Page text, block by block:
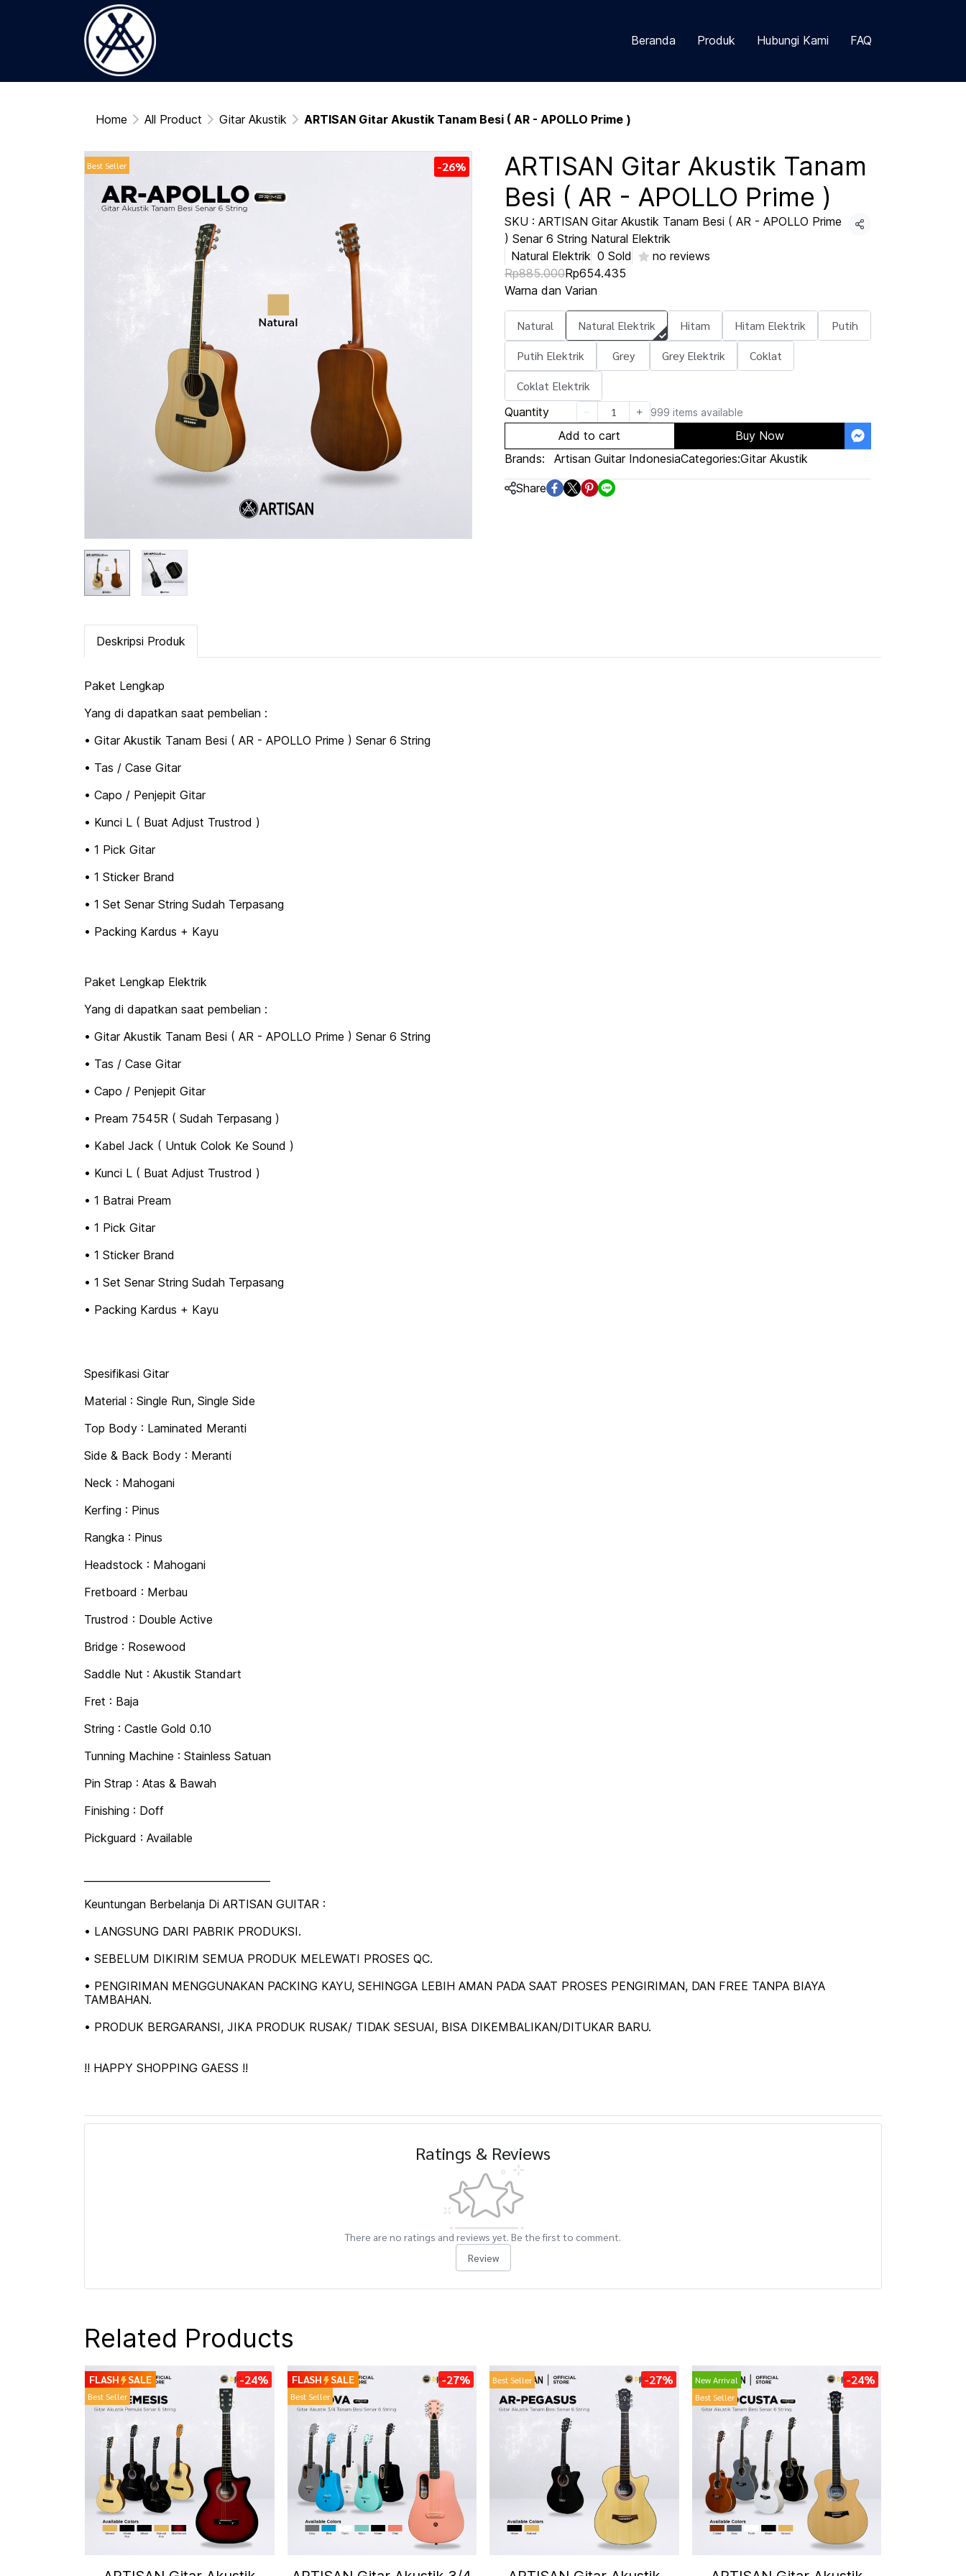
Beranda Produk Hubungi Kami FAQ
Home All Product Gitar Akustik ARTISAN Gitar Akustik Tanam Besi ( AR - APOLLO Prime )
Best Seller -26%
ARTISAN Gitar Akustik Tanam
Besi ( AR - APOLLO Prime )
SKU : ARTISAN Gitar Akustik Tanam Besi ( AR - APOLLO Prime
) Senar 6 String Natural Elektrik
Natural Elektrik 0 Sold no reviews
Share
Rp885.000Rp654.435
Warna dan Varian
Natural Natural Elektrik Hitam Hitam Elektrik
Putih
Putih Elektrik
Grey Grey Elektrik
Coklat
Coklat Elektrik
Quantity 999 items available
Add to cart
Buy Now
Brands:
Artisan Guitar IndonesiaCategories:Gitar Akustik
Share
Deskripsi Produk
Paket Lengkap
Yang di dapatkan saat pembelian :
• Gitar Akustik Tanam Besi ( AR - APOLLO Prime ) Senar 6 String
• Tas / Case Gitar
• Capo / Penjepit Gitar
• Kunci L ( Buat Adjust Trustrod )
• 1 Pick Gitar
• 1 Sticker Brand
• 1 Set Senar String Sudah Terpasang
• Packing Kardus + Kayu
Paket Lengkap Elektrik
Yang di dapatkan saat pembelian :
• Gitar Akustik Tanam Besi ( AR - APOLLO Prime ) Senar 6 String
• Tas / Case Gitar
• Capo / Penjepit Gitar
• Pream 7545R ( Sudah Terpasang )
• Kabel Jack ( Untuk Colok Ke Sound )
• Kunci L ( Buat Adjust Trustrod )
• 1 Batrai Pream
• 1 Pick Gitar
• 1 Sticker Brand
• 1 Set Senar String Sudah Terpasang
• Packing Kardus + Kayu
Spesifikasi Gitar
Material : Single Run, Single Side
Top Body : Laminated Meranti
Side & Back Body : Meranti
Neck : Mahogani
Kerfing : Pinus
Rangka : Pinus
Headstock : Mahogani
Fretboard : Merbau
Trustrod : Double Active
Bridge : Rosewood
Saddle Nut : Akustik Standart
Fret : Baja
String : Castle Gold 0.10
Tunning Machine : Stainless Satuan
Pin Strap : Atas & Bawah
Finishing : Doff
Pickguard : Available
Keuntungan Berbelanja Di ARTISAN GUITAR :
• LANGSUNG DARI PABRIK PRODUKSI.
• SEBELUM DIKIRIM SEMUA PRODUK MELEWATI PROSES QC.
• PENGIRIMAN MENGGUNAKAN PACKING KAYU, SEHINGGA LEBIH AMAN PADA SAAT PROSES PENGIRIMAN, DAN FREE TANPA BIAYA
TAMBAHAN.
• PRODUK BERGARANSI, JIKA PRODUK RUSAK/ TIDAK SESUAI, BISA DIKEMBALIKAN/DITUKAR BARU.
!! HAPPY SHOPPING GAESS !!
Ratings & Reviews
There are no ratings and reviews yet. Be the first to comment.
Review
Related Products
FLASH SALE
Best Seller
-24% FLASH SALE
Best Seller
-27% Best Seller -27%
New Arrival
Best Seller
-24%